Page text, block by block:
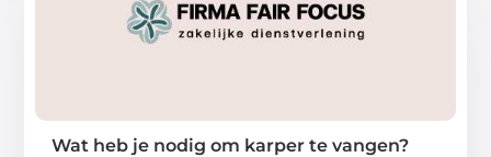
Wat heb je nodig om karper te vangen?